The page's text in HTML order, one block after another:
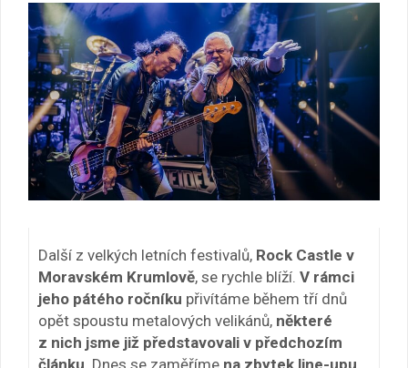
Další z velkých letních festivalů, Rock Castle v
Moravském Krumlově, se rychle blíží. V rámci
jeho pátého ročníku přivítáme během tří dnů
opět spoustu metalových velikánů, některé
z nich jsme již představovali v předchozím
článku . Dnes se zaměříme na zbytek line-upu